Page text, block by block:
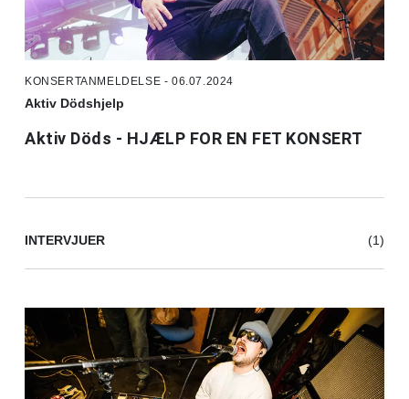
KONSERTANMELDELSE - 06.07.2024
Aktiv Dödshjelp
Aktiv Döds - HJÆLP FOR EN FET KONSERT
INTERVJUER (1)